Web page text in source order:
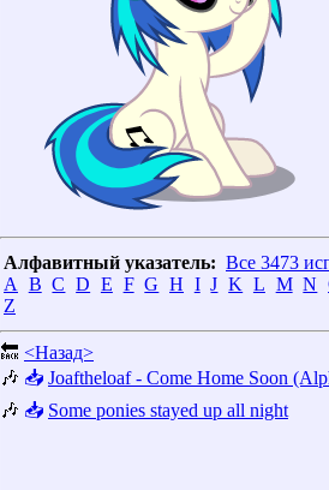
Алфавитный указатель: Все 3473
A
B C D E F G H I J K L M N
Z
🔙 <Назад>
🎶 📥 Joaftheloaf - Come Home Soon
🎶 📥 Some ponies stayed up all night